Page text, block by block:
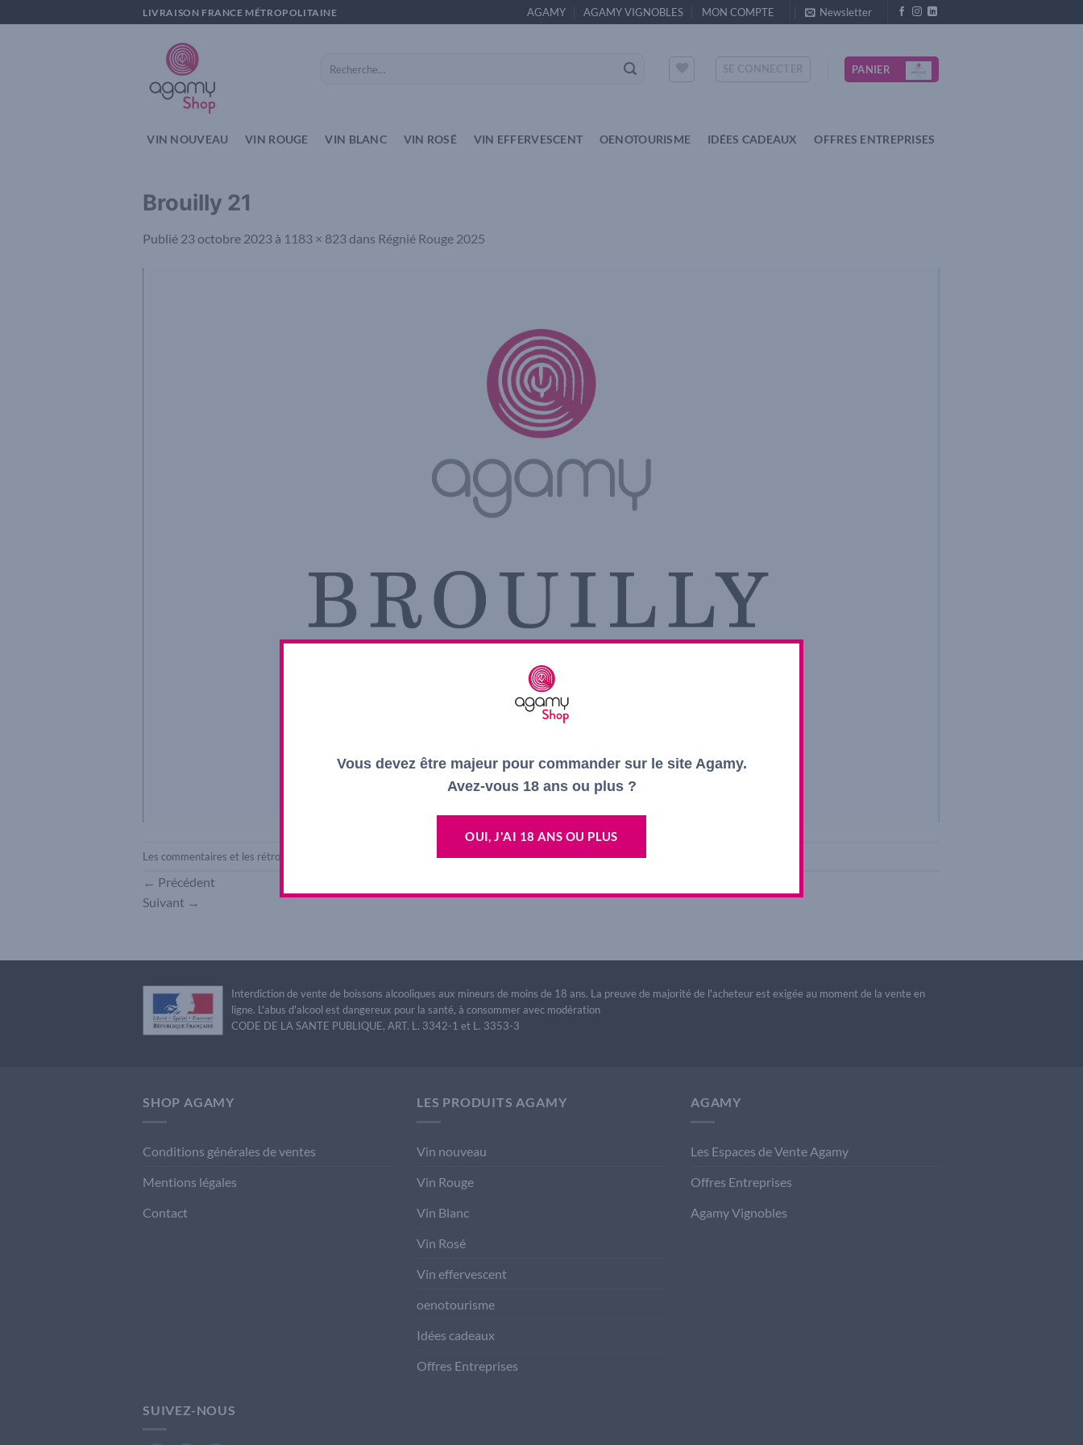
au
LIVRAISON FRANCE MÉTROPOLITAINE AGAMY AGAMY VIGNOBLES MON COMPTE Newsletter
pour :
PANIER
VIN NOUVEAU VIN ROUGE VIN BLANC VIN ROSÉ VIN EFFERVESCENT OENOTOURISME IDÉES CADEAUX OFFRES ENTREPRISES
Brouilly 21
Publié 23 octobre 2023 à 1183 × 823 dans Régnié Rouge 2025
Les commentaires et les rétroliens sont actuellement fermés.
← Précédent
Suivant →
Interdiction de vente de boissons alcooliques aux mineurs de moins de 18 ans. La preuve de majorité de l'acheteur est exigée au moment de la vente en
ligne. L'abus d'alcool est dangereux pour la santé, à consommer avec modération
CODE DE LA SANTE PUBLIQUE, ART. L. 3342-1 et L. 3353-3
SHOP AGAMY
Conditions générales de ventes
Mentions légales
Contact
LES PRODUITS AGAMY
Vin nouveau
Vin Rouge
Vin Blanc
Vin Rosé
Vin effervescent
oenotourisme
Idées cadeaux
Offres Entreprises
AGAMY
Les Espaces de Vente Agamy
Offres Entreprises
Agamy Vignobles
SUIVEZ-NOUS
Vous devez être majeur pour commander sur le site Agamy.
Avez-vous 18 ans ou plus ?
OUI, J'AI 18 ANS OU PLUS